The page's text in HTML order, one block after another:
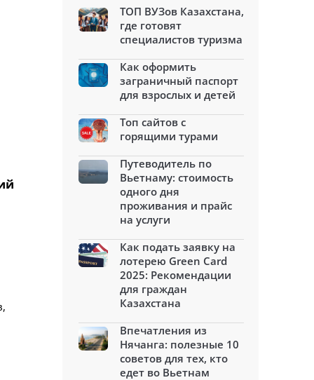
ТОП ВУЗов Казахстана,
где готовят
специалистов туризма
Как оформить
заграничный паспорт
для взрослых и детей
Топ сайтов с
горящими турами
Путеводитель по
Вьетнаму: стоимость
одного дня
проживания и прайс
на услуги
Как подать заявку на
лотерею Green Card
2025: Рекомендации
для граждан
Казахстана
Впечатления из
Нячанга: полезные 10
советов для тех, кто
едет во Вьетнам